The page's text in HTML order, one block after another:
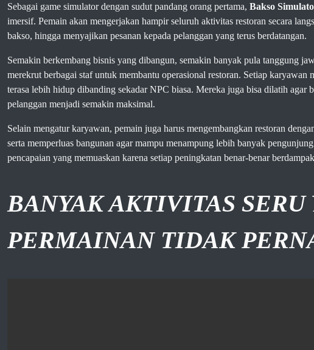
Sebagai game simulator dengan sudut pandang orang pertama, Bakso
imersif. Pemain akan mengerjakan hampir seluruh aktivitas restoran secara
bakso, hingga menyajikan pesanan kepada pelanggan yang terus berdatangan.
Semakin berkembang bisnis yang dibangun, semakin banyak pula tanggung
merekrut berbagai staf untuk membantu operasional restoran. Setiap
terasa lebih hidup dibanding sekadar NPC biasa. Mereka juga bisa dilatih agar
pelanggan menjadi semakin maksimal.
Selain mengatur karyawan, pemain juga harus mengembangkan restoran
serta memperluas bangunan agar mampu menampung lebih banyak
pencapaian yang memuaskan karena setiap peningkatan benar-benar
BANYAK AKTIVITAS
PERMAINAN TIDAK